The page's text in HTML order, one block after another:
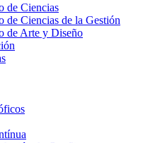
de Ciencias
de Ciencias de la Gestión
de Arte y Diseño